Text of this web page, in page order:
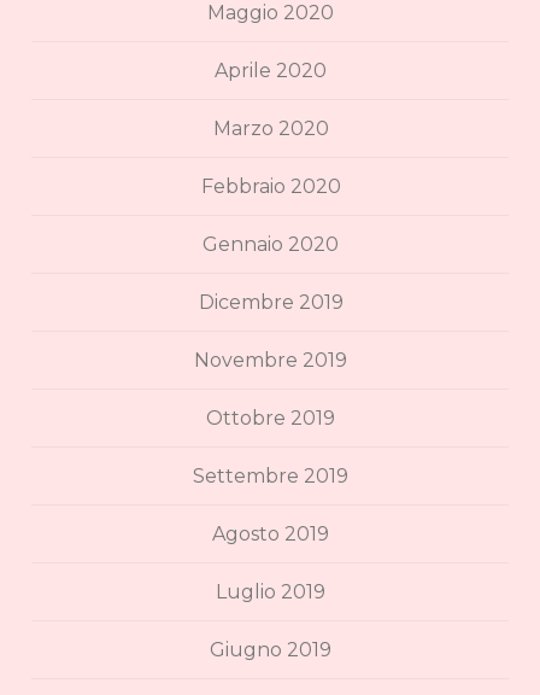
Maggio 2020
Aprile 2020
Marzo 2020
Febbraio 2020
Gennaio 2020
Dicembre 2019
Novembre 2019
Ottobre 2019
Settembre 2019
Agosto 2019
Luglio 2019
Giugno 2019